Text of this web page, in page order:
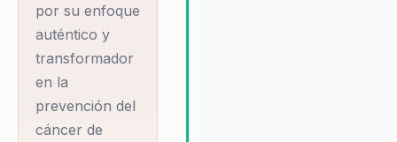
mujeres y
comunidades sobre
la importancia de la
detección temprana
y el autocuidado. A
por su enfoque
auténtico y
transformador
en la
prevención del
cáncer de